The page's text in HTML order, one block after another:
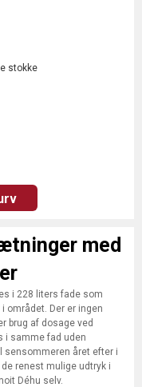
stokke
med
i 228 liters fade som
området. Der er ingen
brug af dosage ved
i samme fad uden
sensommeren året efter i
renest mulige udtryk i
Déhu selv.